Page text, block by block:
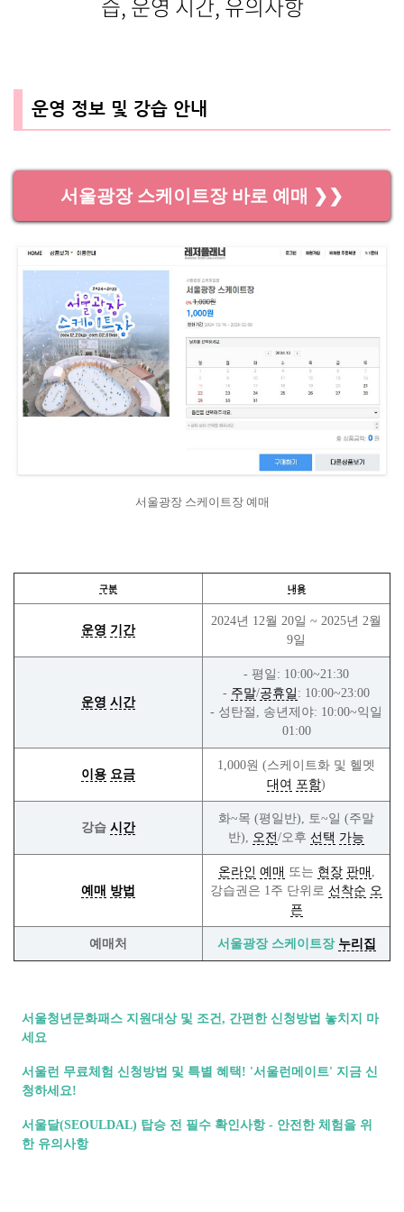
운영 정보 및 강습 안내
서울광장 스케이트장 바로 예매 ❯❯
서울광장 스케이트장 예매
구분 내용
운영 기간
2024년 12월 20일 ~ 2025년 2월
9일
운영 시간
- 평일: 10:00~21:30
- 주말/공휴일 : 10:00~23:00
- 성탄절, 송년제야: 10:00~익일
01:00
이용 요금
1,000원 (스케이트화 및 헬멧
대여 포함)
강습 시간
화~목 (평일반), 토~일 (주말
반), 오전/오후 선택 가능
예매 방법
온라인 예매 또는 현장 판매 ,
강습권은 1주 단위로 선착순 오
픈
예매처 서울광장 스케이트장 누리집
서울청년문화패스 지원대상 및 조건, 간편한 신청방법 놓치지 마
세요
서울런 무료체험 신청방법 및 특별 혜택! '서울런메이트' 지금 신
청하세요!
서울달(SEOULDAL) 탑승 전 필수 확인사항 - 안전한 체험을 위
한 유의사항